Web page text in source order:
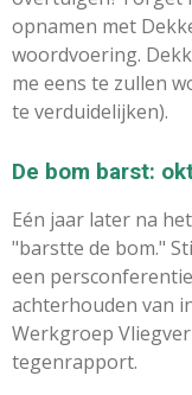
opnamen met
woordvoering.
me eens te zullen
te verduidelijken).
De bom barst:
Eén jaar later na
"barstte de bom."
een
achterhouden van
Werkgroep
tegenrapport.